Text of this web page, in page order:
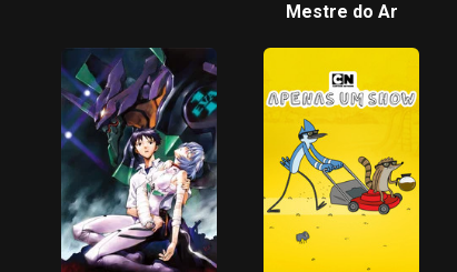
Mestre do Ar